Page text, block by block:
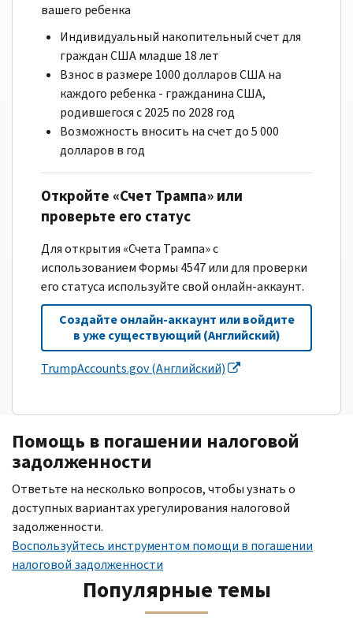
вашего ребенка
Индивидуальный накопительный счет для
граждан США младше 18 лет
Взнос в размере 1000 долларов США на
каждого ребенка - гражданина США,
родившегося с 2025 по 2028 год
Возможность вносить на счет до 5 000
долларов в год
Откройте «Счет Трампа» или
проверьте его статус
Для открытия «Счета Трампа» с
использованием Формы 4547 или для проверки
его статуса используйте свой онлайн-аккаунт.
Создайте онлайн-аккаунт или войдите
в уже существующий (Английский)
TrumpAccounts.gov (Английский)
Помощь в погашении налоговой
задолженности
Ответьте на несколько вопросов, чтобы узнать о
доступных вариантах урегулирования налоговой
задолженности.
Воспользуйтесь инструментом помощи в погашении
налоговой задолженности
Популярные темы